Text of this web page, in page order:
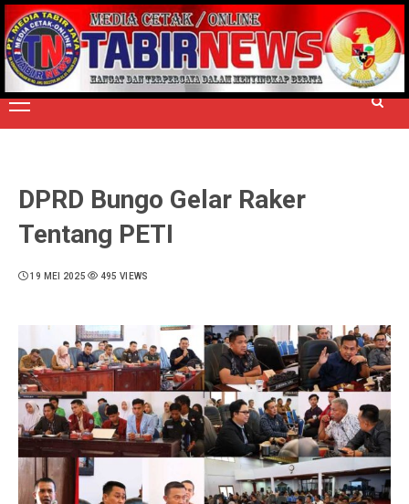
Skip
to
content
TERPERCAYA MENYINGKAP BERITA
Primary
Menu
DPRD Bungo Gelar Raker
Tentang PETI
19 MEI 2025 495 VIEWS